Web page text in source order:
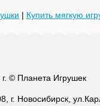
| Купить мягкую
© Планета Игрушек
г. Новосибирск,